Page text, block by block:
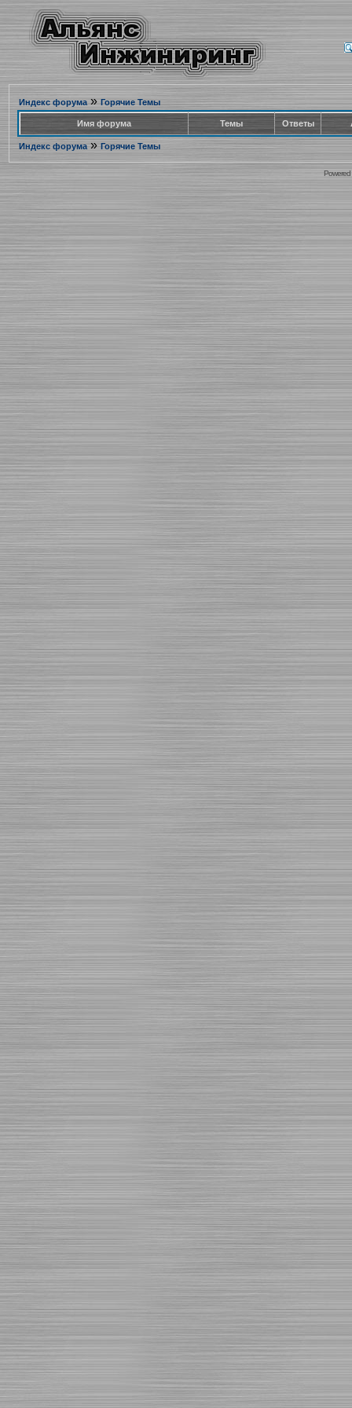
Индекс форума» Горячие Темы
Имя форума Темы Ответы
Индекс форума» Горячие Темы